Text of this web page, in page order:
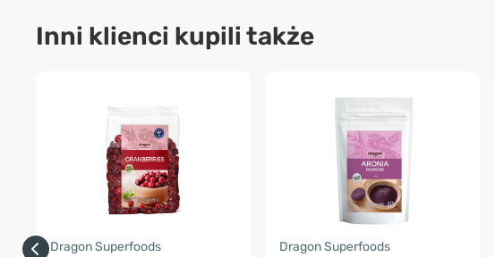
Inni klienci kupili także
Dragon Superfoods Dragon Superfoods